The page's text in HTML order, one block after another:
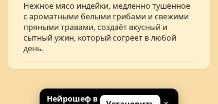
Нежное мясо индейки, медленно тушённое
с ароматными белыми грибами и свежими
пряными травами, создаёт вкусный и
сытный ужин, который согреет в любой
день.
Нейрошеф в